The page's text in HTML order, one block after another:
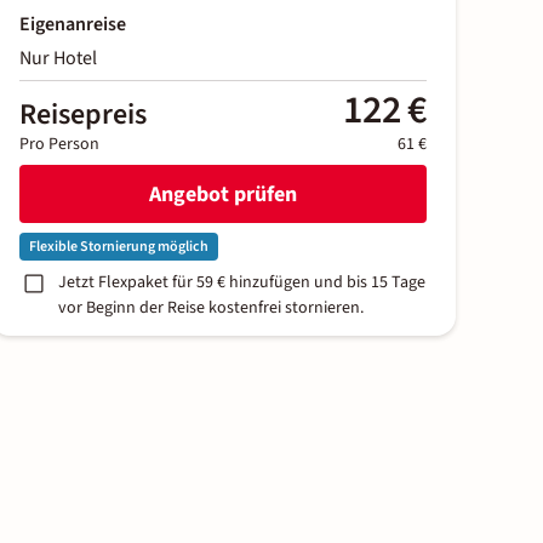
Eigenanreise
Nur Hotel
Reisepreis 122 €
Pro Person 61 €
Angebot prüfen
Flexible Stornierung möglich
Jetzt Flexpaket für 59 € hinzufügen und bis 15 Tage
vor Beginn der Reise kostenfrei stornieren.